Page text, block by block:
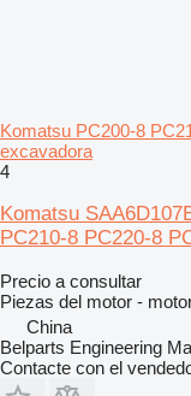
Komatsu PC200-8
excavadora
4
Komatsu
PC210-8 PC220-8
Precio a consultar
Piezas del motor -
China
Belparts Engineering
Contacte con el